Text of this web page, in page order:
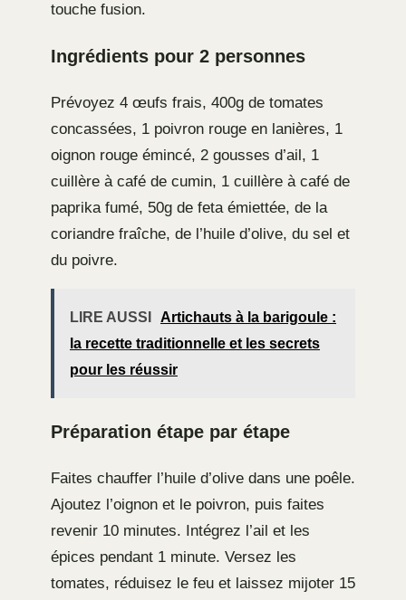
touche fusion.
Ingrédients pour 2 personnes
Prévoyez 4 œufs frais, 400g de tomates
concassées, 1 poivron rouge en lanières, 1
oignon rouge émincé, 2 gousses d’ail, 1
cuillère à café de cumin, 1 cuillère à café de
paprika fumé, 50g de feta émiettée, de la
coriandre fraîche, de l’huile d’olive, du sel et
du poivre.
LIRE AUSSI
Artichauts à la barigoule :
la recette traditionnelle et les secrets
pour les réussir
Préparation étape par étape
Faites chauffer l’huile d’olive dans une poêle.
Ajoutez l’oignon et le poivron, puis faites
revenir 10 minutes. Intégrez l’ail et les
épices pendant 1 minute. Versez les
tomates, réduisez le feu et laissez mijoter 15